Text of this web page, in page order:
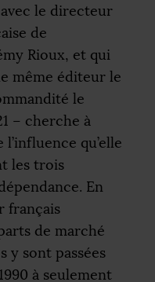
le directeur
de
Rioux, et qui
même éditeur le
le
– cherche à
qu’elle
les trois
En
français
de marché
y sont passées
à seulement